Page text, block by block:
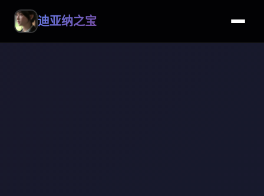
迪亚纳之宝